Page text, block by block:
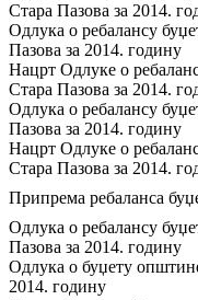
Стара Пазова за 2014.
Одлука о ребалансу
Пазова за 2014. годину
Нацрт Одлуке о
Стара Пазова за 2014.
Одлука о ребалансу
Пазова за 2014. годину
Нацрт Одлуке о
Стара Пазова за 2014.
Припрема ребаланса
Одлука о ребалансу
Пазова за 2014. годину
Одлука о буџету
2014. годину